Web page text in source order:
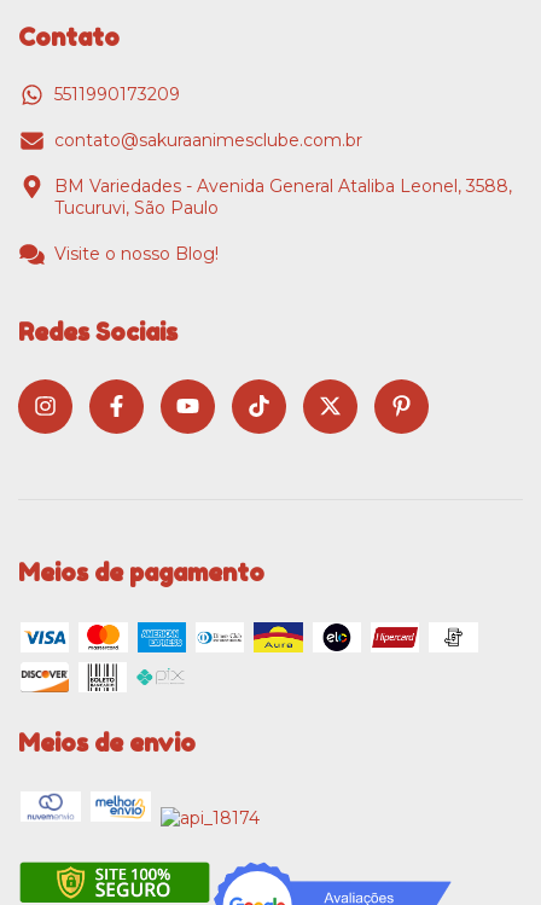
Contato
5511990173209
contato@sakuraanimesclube.com.br
BM Variedades - Avenida General Ataliba Leonel, 3588,
Tucuruvi, São Paulo
Visite o nosso Blog!
Redes Sociais
Meios de pagamento
Meios de envio